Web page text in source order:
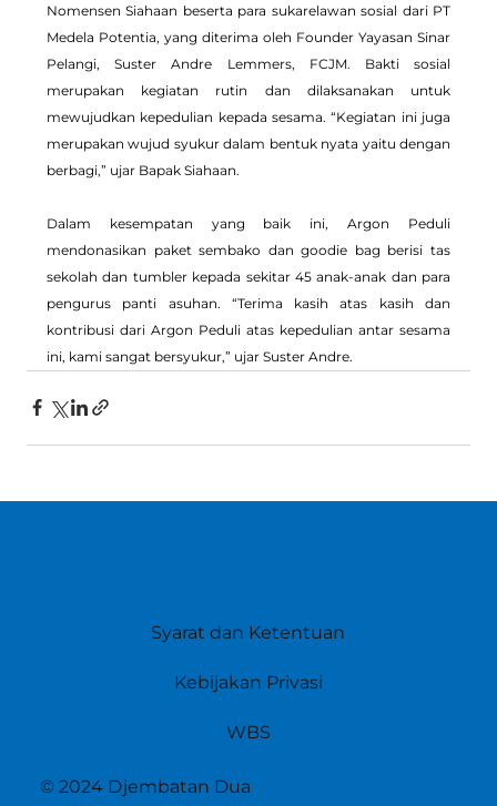
Nomensen Siahaan beserta para sukarelawan sosial dari PT
Medela Potentia, yang diterima oleh Founder Yayasan Sinar
Pelangi, Suster Andre Lemmers, FCJM. Bakti sosial
merupakan kegiatan rutin dan dilaksanakan untuk
mewujudkan kepedulian kepada sesama. “Kegiatan ini juga
merupakan wujud syukur dalam bentuk nyata yaitu dengan
berbagi,” ujar Bapak Siahaan.
Dalam kesempatan yang baik ini, Argon Peduli
mendonasikan paket sembako dan goodie bag berisi tas
sekolah dan tumbler kepada sekitar 45 anak-anak dan para
pengurus panti asuhan. “Terima kasih atas kasih dan
kontribusi dari Argon Peduli atas kepedulian antar sesama
ini, kami sangat bersyukur,” ujar Suster Andre.
Syarat dan Ketentuan
Kebijakan Privasi
WBS
© 2024 Djembatan Dua